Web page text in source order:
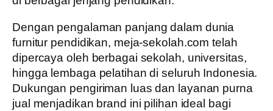
Dengan pengalaman panjang dalam dunia
furnitur pendidikan, meja-sekolah.com telah
dipercaya oleh berbagai sekolah, universitas,
hingga lembaga pelatihan di seluruh Indonesia.
Dukungan pengiriman luas dan layanan purna
jual menjadikan brand ini pilihan ideal bagi